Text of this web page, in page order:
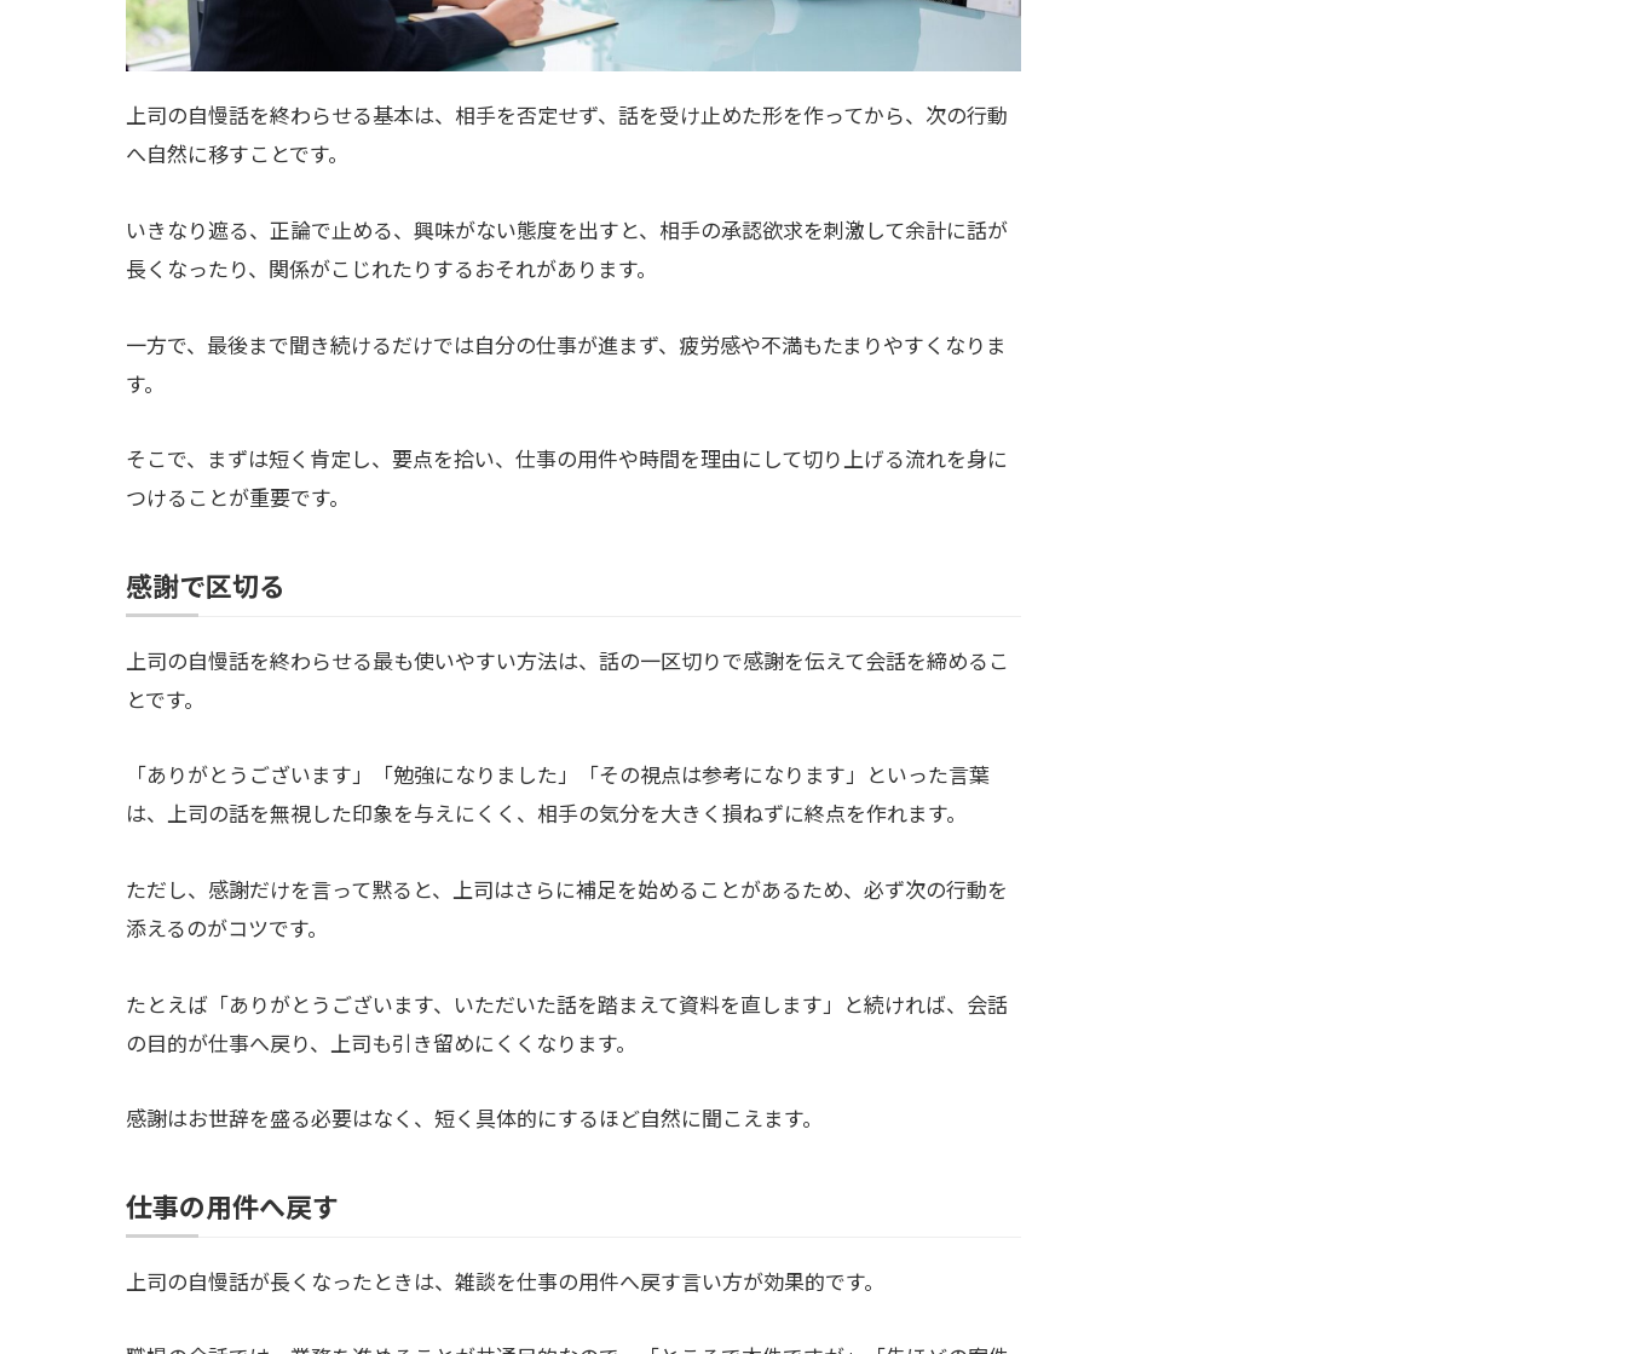
上司の自慢話を終わらせる基本は、相手を否定せず、話を受け止めた形を作ってから、次の行動
へ自然に移すことです。
いきなり遮る、正論で止める、興味がない態度を出すと、相手の承認欲求を刺激して余計に話が
長くなったり、関係がこじれたりするおそれがあります。
一方で、最後まで聞き続けるだけでは自分の仕事が進まず、疲労感や不満もたまりやすくなりま
す。
そこで、まずは短く肯定し、要点を拾い、仕事の用件や時間を理由にして切り上げる流れを身に
つけることが重要です。
感謝で区切る
上司の自慢話を終わらせる最も使いやすい方法は、話の一区切りで感謝を伝えて会話を締めるこ
とです。
「ありがとうございます」「勉強になりました」「その視点は参考になります」といった言葉
は、上司の話を無視した印象を与えにくく、相手の気分を大きく損ねずに終点を作れます。
ただし、感謝だけを言って黙ると、上司はさらに補足を始めることがあるため、必ず次の行動を
添えるのがコツです。
たとえば「ありがとうございます、いただいた話を踏まえて資料を直します」と続ければ、会話
の目的が仕事へ戻り、上司も引き留めにくくなります。
感謝はお世辞を盛る必要はなく、短く具体的にするほど自然に聞こえます。
仕事の用件へ戻す
上司の自慢話が長くなったときは、雑談を仕事の用件へ戻す言い方が効果的です。